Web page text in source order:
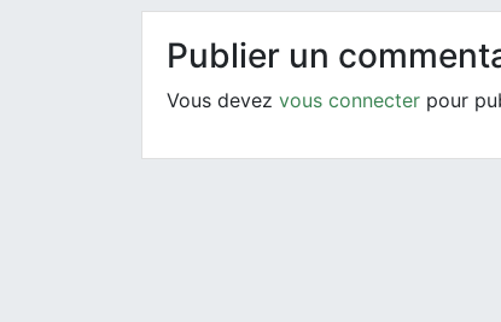
Publier un
Vous devez vous connecter pour